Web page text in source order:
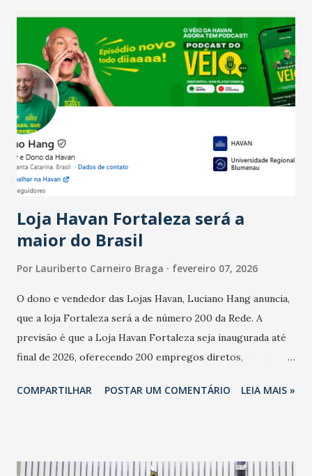
confraternizações de fim de ano e pelo pagamento do 13º
Salário para um número maior de trabalhadores, já que o
país tem a menor taxa de desemprego dos anos recentes.
Ainda segundo a Pesquisa, em novembro de 2025, 40% dos
bares e restaurantes operaram com lucro e outros 40%
registraram equilíbrio financeiro. Já o percentual de
estabelecimentos no prejuízo ficou em 19%, pouco abaixo
do observado no mês anterior. Outros 1% não existiam em
novembro. Em relação a outubro, o faturamento também
Loja Havan Fortaleza será a
maior do Brasil
Por Lauriberto Carneiro Braga fevereiro 07, 2026
O dono e vendedor das Lojas Havan, Luciano Hang anuncia,
que a loja Fortaleza será a de número 200 da Rede. A
previsão é que a Loja Havan Fortaleza seja inaugurada até
final de 2026, oferecendo 200 empregos diretos,
Havan Fortaleza ainda não foi anunciada oficialmente, mas
COMPARTILHAR POSTAR UM COMENTÁRIO LEIA MAIS »